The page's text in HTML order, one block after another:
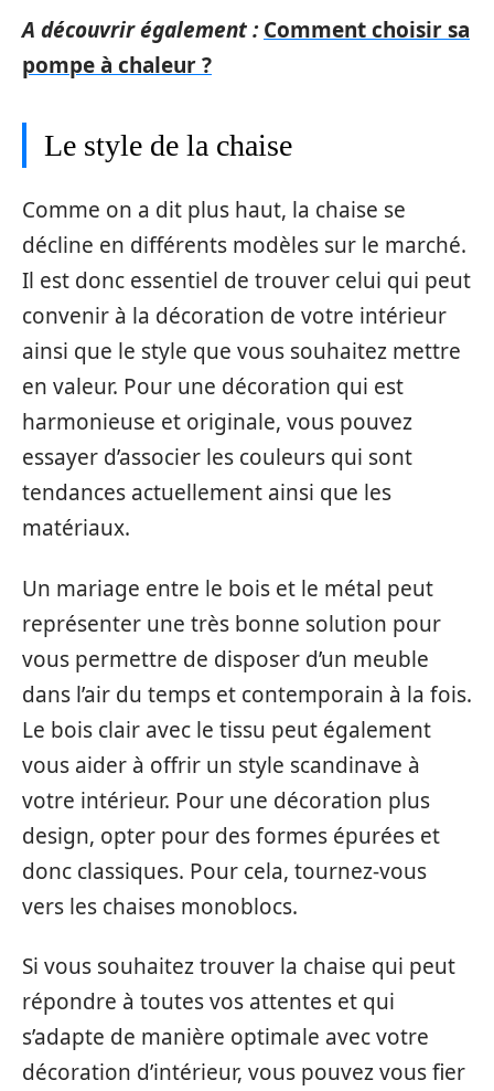
A découvrir également : Comment choisir sa
pompe à chaleur ?
Le style de la chaise
Comme on a dit plus haut, la chaise se
décline en différents modèles sur le marché.
Il est donc essentiel de trouver celui qui peut
convenir à la décoration de votre intérieur
ainsi que le style que vous souhaitez mettre
en valeur. Pour une décoration qui est
harmonieuse et originale, vous pouvez
essayer d’associer les couleurs qui sont
tendances actuellement ainsi que les
matériaux.
Un mariage entre le bois et le métal peut
représenter une très bonne solution pour
vous permettre de disposer d’un meuble
dans l’air du temps et contemporain à la fois.
Le bois clair avec le tissu peut également
vous aider à offrir un style scandinave à
votre intérieur. Pour une décoration plus
design, opter pour des formes épurées et
donc classiques. Pour cela, tournez-vous
vers les chaises monoblocs.
Si vous souhaitez trouver la chaise qui peut
répondre à toutes vos attentes et qui
s’adapte de manière optimale avec votre
décoration d’intérieur, vous pouvez vous fier